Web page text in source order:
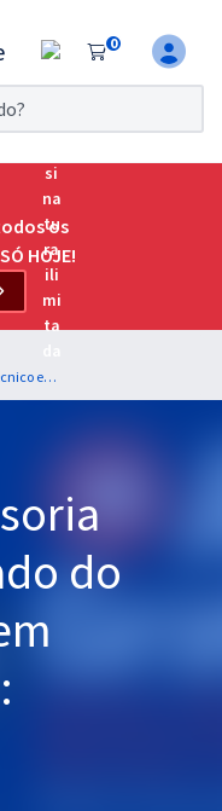
0
da
os
HOJE!
DPE PA - Defensoria Pública do Estado do Pará - Técnico em Gestão Pública: Administração
do